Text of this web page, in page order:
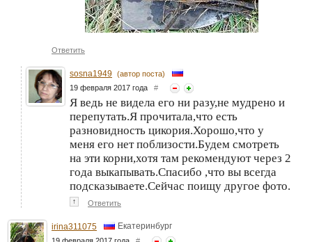
Ответить
sosna1949 (автор поста)
19 февраля 2017 года #
Я ведь не видела его ни разу,не мудрено и
перепутать.Я прочитала,что есть
разновидность цикория.Хорошо,что у
меня его нет поблизости.Будем смотреть
на эти корни,хотя там рекомендуют через 2
года выкапывать.Спасибо ,что вы всегда
подсказываете.Сейчас поищу другое фото.
↑ Ответить
irina311075 Екатеринбург